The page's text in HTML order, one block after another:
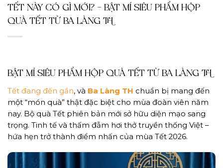
TẾT NÀY CÓ GÌ MỚI? – BẬT MÍ SIÊU PHẨM HỘP
QUÀ TẾT TỪ BA LÀNG TH
BẬT MÍ SIÊU PHẨM HỘP QUÀ TẾT TỪ BA LÀNG TH
Tết đang đến gần, và Ba Làng TH chuẩn bị mang đến
một “món quà” thật đặc biệt cho mùa đoàn viên năm
nay. Bộ quà Tết phiên bản mới sở hữu diện mạo sang
trọng. Tinh tế và thấm đẫm hơi thở truyền thống Việt –
hứa hẹn trở thành điểm nhấn của mùa Tết 2026.